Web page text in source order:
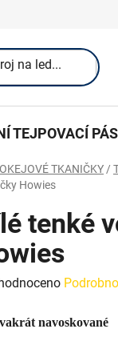
TEJPOVACÍ
TKANIČKY /
Howies
tenké
navoskované